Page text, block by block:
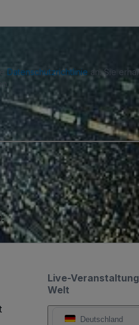
Datenschutzrichtlinie an. Sie
Live-
Welt
Deutschland